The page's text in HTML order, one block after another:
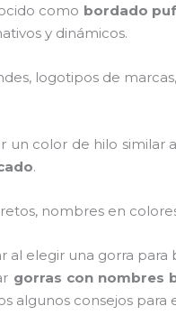
como bordado
y dinámicos.
logotipos de
un color de hilo similar
.
nombres en
al elegir una gorra para
gorras con nombres
algunos consejos para